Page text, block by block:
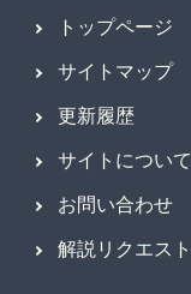
トップページ
サイトマップ
更新履歴
サイトについて
お問い合わせ
解説リクエスト